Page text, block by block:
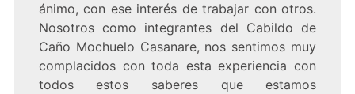
ánimo, con ese interés de trabajar con otros.
Nosotros como integrantes del Cabildo de
Caño Mochuelo Casanare, nos sentimos muy
complacidos con toda esta experiencia con
todos estos saberes que estamos